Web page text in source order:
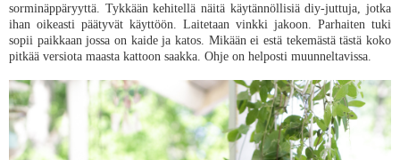
sorminäppäryyttä. Tykkään kehitellä näitä käytännöllisiä diy-juttuja, jotka
ihan oikeasti päätyvät käyttöön. Laitetaan vinkki jakoon. Parhaiten tuki
sopii paikkaan jossa on kaide ja katos. Mikään ei estä tekemästä tästä koko
pitkää versiota maasta kattoon saakka. Ohje on helposti muunneltavissa.